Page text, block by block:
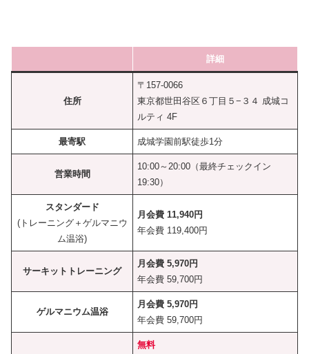
詳細
住所
〒157-0066
東京都世田谷区６丁目５−３４ 成城コ
ルティ 4F
最寄駅 成城学園前駅徒歩1分
営業時間
10:00～20:00（最終チェックイン
19:30）
スタンダード
(トレーニング＋ゲルマニウ
ム温浴)
月会費 11,940円
年会費 119,400円
サーキットトレーニング
月会費 5,970円
年会費 59,700円
ゲルマニウム温浴
月会費 5,970円
年会費 59,700円
無料